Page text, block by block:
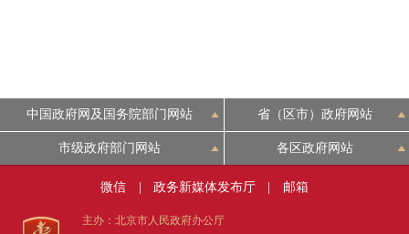
中国政府网及国务院部门网站 省（区市）政府网站
市级政府部门网站 各区政府网站
微信 政务新媒体发布厅 邮箱
主办：北京市人民政府办公厅